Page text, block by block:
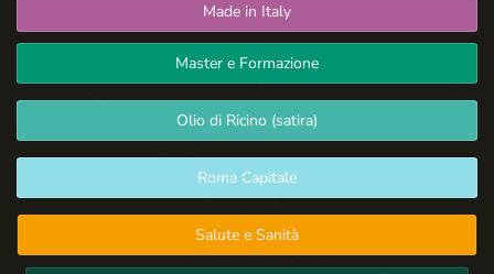
Made in Italy
Master e Formazione
Olio di Ricino (satira)
Roma Capitale
Salute e Sanità